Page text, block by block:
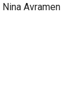
Nina Avramen